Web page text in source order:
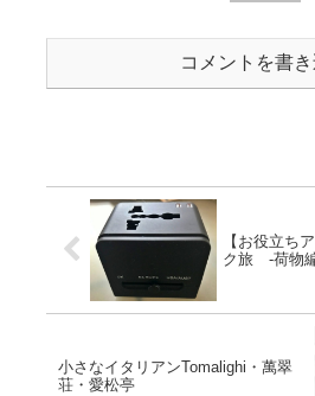
コメントを書
【お役立ち
ク旅 -荷物
小さなイタリアンTomalighi・萬翠
荘・愛松亭